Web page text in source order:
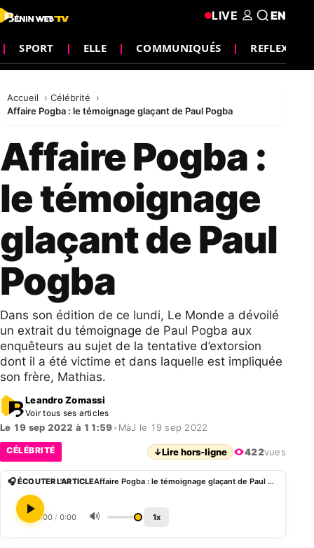
SPORT ELLE COMMUNIQUÉS REFLEXION
LIVE EN
Accueil
Célébrité
Affaire Pogba : le témoignage glaçant de Paul Pogba
Affaire Pogba :
le témoignage
glaçant de Paul
Pogba
Dans son édition de ce lundi, Le Monde a dévoilé
un extrait du témoignage de Paul Pogba aux
enquêteurs au sujet de la tentative d’extorsion
dont il a été victime et dans laquelle est impliquée
son frère, Mathias.
Leandro Zomassi
Voir tous ses articles
Le 19 sep 2022 à 11:59• MàJ le 19 sep 2022
CÉLÉBRITÉ ↓Lire hors-ligne 422vues
🎧 ÉCOUTER L'ARTICLE Affaire Pogba : le témoignage glaçant de Paul Pogba
0:00 / 0:00 🔊 1x